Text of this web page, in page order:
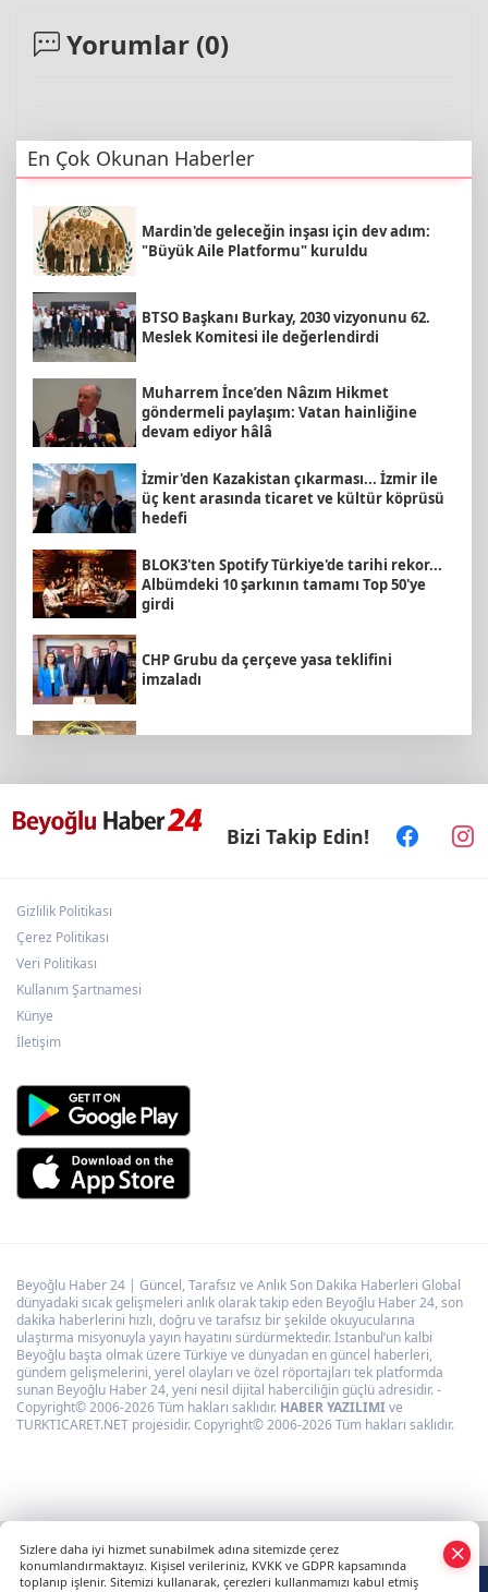
Yorumlar (0)
En Çok Okunan Haberler
Mardin'de geleceğin inşası için dev adım:
"Büyük Aile Platformu" kuruldu
BTSO Başkanı Burkay, 2030 vizyonunu 62.
Meslek Komitesi ile değerlendirdi
Muharrem İnce’den Nâzım Hikmet
göndermeli paylaşım: Vatan hainliğine
devam ediyor hâlâ
İzmir'den Kazakistan çıkarması... İzmir ile
üç kent arasında ticaret ve kültür köprüsü
hedefi
BLOK3'ten Spotify Türkiye'de tarihi rekor...
Albümdeki 10 şarkının tamamı Top 50'ye
girdi
CHP Grubu da çerçeve yasa teklifini
imzaladı
“Bu Kampta Hayat Var” projesi özel
bireylere yaz tatili sunuyor
Bizi Takip Edin!
Gizlilik Politikası
Çerez Politikası
Veri Politikası
Kullanım Şartnamesi
Künye
İletişim
Beyoğlu Haber 24 | Güncel, Tarafsız ve Anlık Son Dakika Haberleri Global
dünyadaki sıcak gelişmeleri anlık olarak takip eden Beyoğlu Haber 24, son
dakika haberlerini hızlı, doğru ve tarafsız bir şekilde okuyucularına
ulaştırma misyonuyla yayın hayatını sürdürmektedir. İstanbul’un kalbi
Beyoğlu başta olmak üzere Türkiye ve dünyadan en güncel haberleri,
gündem gelişmelerini, yerel olayları ve özel röportajları tek platformda
sunan Beyoğlu Haber 24, yeni nesil dijital haberciliğin güçlü adresidir. -
Copyright© 2006-2026 Tüm hakları saklıdır. HABER YAZILIMIve
TURKTICARET.NET projesidir. Copyright© 2006-2026 Tüm hakları saklıdır.
Sizlere daha iyi hizmet sunabilmek adına sitemizde çerez
konumlandırmaktayız. Kişisel verileriniz, KVKK ve GDPR kapsamında
toplanıp işlenir. Sitemizi kullanarak, çerezleri kullanmamızı kabul etmiş